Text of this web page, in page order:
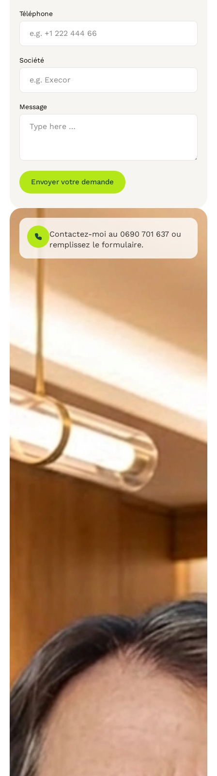
Téléphone
Société
Message
Envoyer votre demande
Contactez-moi au 0690 701 637 ou
remplissez le formulaire.